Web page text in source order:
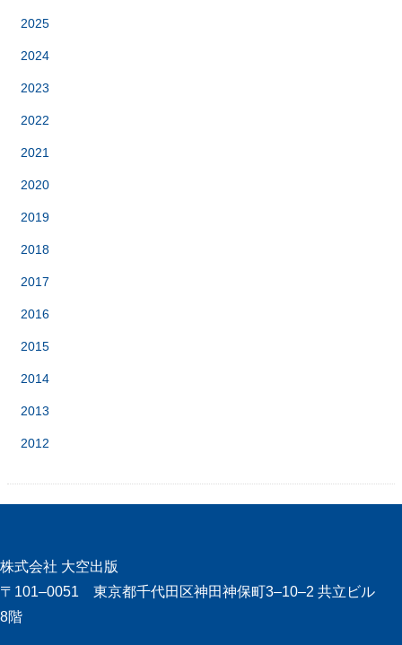
2025
2024
2023
2022
2021
2020
2019
2018
2017
2016
2015
2014
2013
2012
株式会社 大空出版
〒101‒0051 東京都千代田区神田神保町3‒10‒2 共立ビル
8階